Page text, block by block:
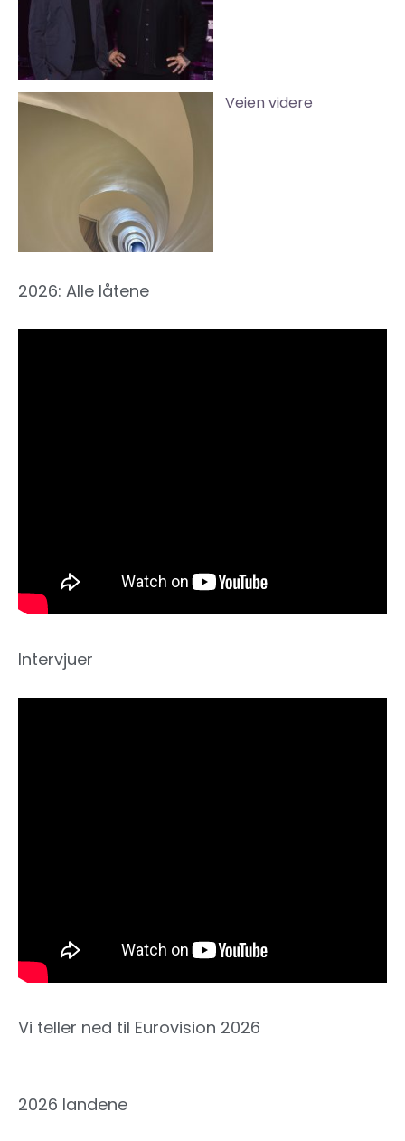
Veien videre
2026: Alle låtene
Intervjuer
Vi teller ned til Eurovision 2026
2026 landene